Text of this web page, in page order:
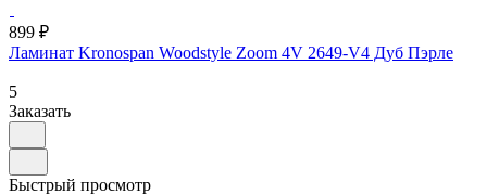
899 ₽
Ламинат Kronospan Woodstyle Zoom 4V 2649-V4 Дуб Пэрле
5
Заказать
Быстрый просмотр